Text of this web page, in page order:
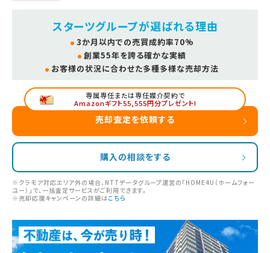
スターツグループが選ばれる理由
3か月以内での売買成約率70%
創業55年を誇る確かな実績
お客様の状況に合わせた多種多様な売却方法
専属専任または専任媒介契約で
Amazonギフト55,555円分プレゼント!
売却査定を依頼する
購入の相談をする
※クラモア対応エリア外の場合、NTTデータグループ運営の「HOME4U（ホームフォー
ユー）」で、一括査定サービスがご利用できます。
※売却応援キャンペーンの詳細はこちら